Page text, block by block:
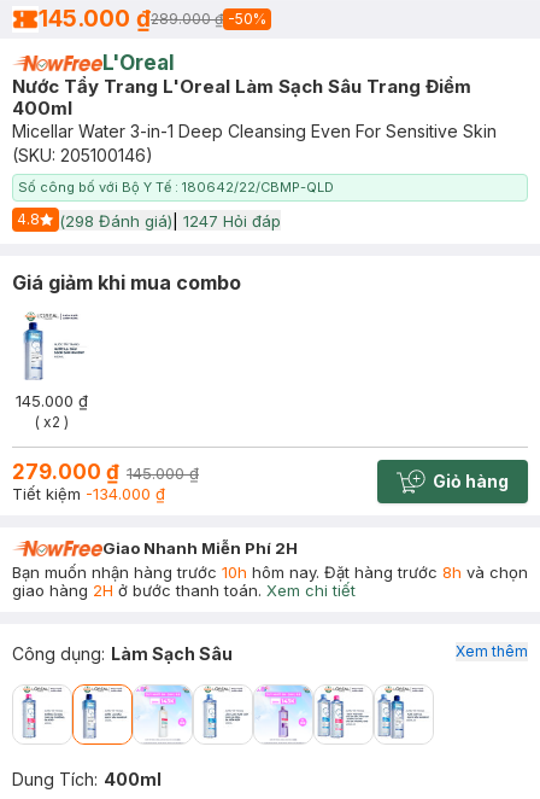
145.000 ₫289.000 ₫ -50%
L'Oreal
Nước Tẩy Trang L'Oreal Làm Sạch Sâu Trang Điểm
400ml
Micellar Water 3-in-1 Deep Cleansing Even For Sensitive Skin
(SKU: 205100146)
Số công bố với Bộ Y Tế : 180642/22/CBMP-QLD
4.8
Start Icon
(298 Đánh giá) 1247 Hỏi đáp
Giá giảm khi mua combo
145.000 ₫
( x2 )
279.000 ₫ 145.000 ₫
Tiết kiệm -134.000 ₫ Cart plus
Giỏ hàng
Giao Nhanh Miễn Phí 2H
Bạn muốn nhận hàng trước 10h hôm nay. Đặt hàng trước 8h và chọn
giao hàng 2H ở bước thanh toán. Xem chi tiết
Công dụng: Làm Sạch Sâu
Dung Tích: 400ml
Xem thêm